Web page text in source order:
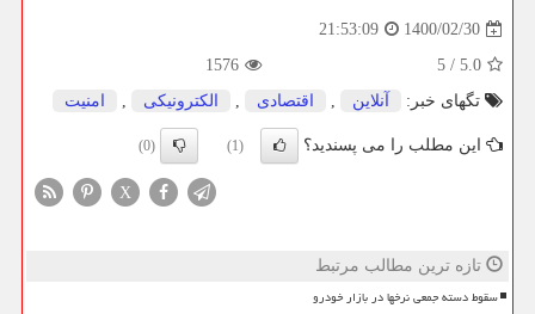
1400/02/30
21:53:09
5.0
/
5
1576
تگهای خبر:
آنلاین , اقتصادی , الكترونیكی , امنیت
این مطلب را می پسندید؟ (1)
(0)
X
تازه ترین مطالب مرتبط
سقوط دسته جمعی نرخها در بازار خودرو